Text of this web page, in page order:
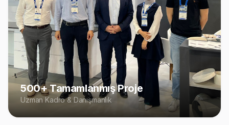
500+ Tamamlanmış Proje
Uzman Kadro & Danışmanlık